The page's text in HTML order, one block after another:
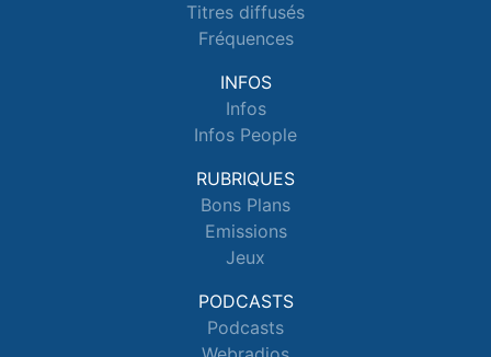
Titres diffusés
Fréquences
INFOS
Infos
Infos People
RUBRIQUES
Bons Plans
Emissions
Jeux
PODCASTS
Podcasts